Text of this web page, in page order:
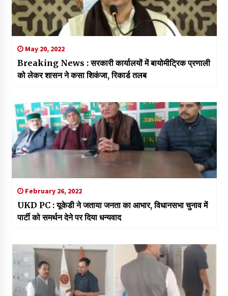
May 20, 2022
Breaking News : सरकारी कार्यालयों में बायोमीट्रिक प्रणाली
को लेकर शासन ने कसा शिकंजा, रिकार्ड तलब
February 26, 2022
UKD PC : यूकेडी ने जताया जनता का आभार, विधानसभा चुनाव में
पार्टी को समर्थन देने पर दिया धन्यवाद